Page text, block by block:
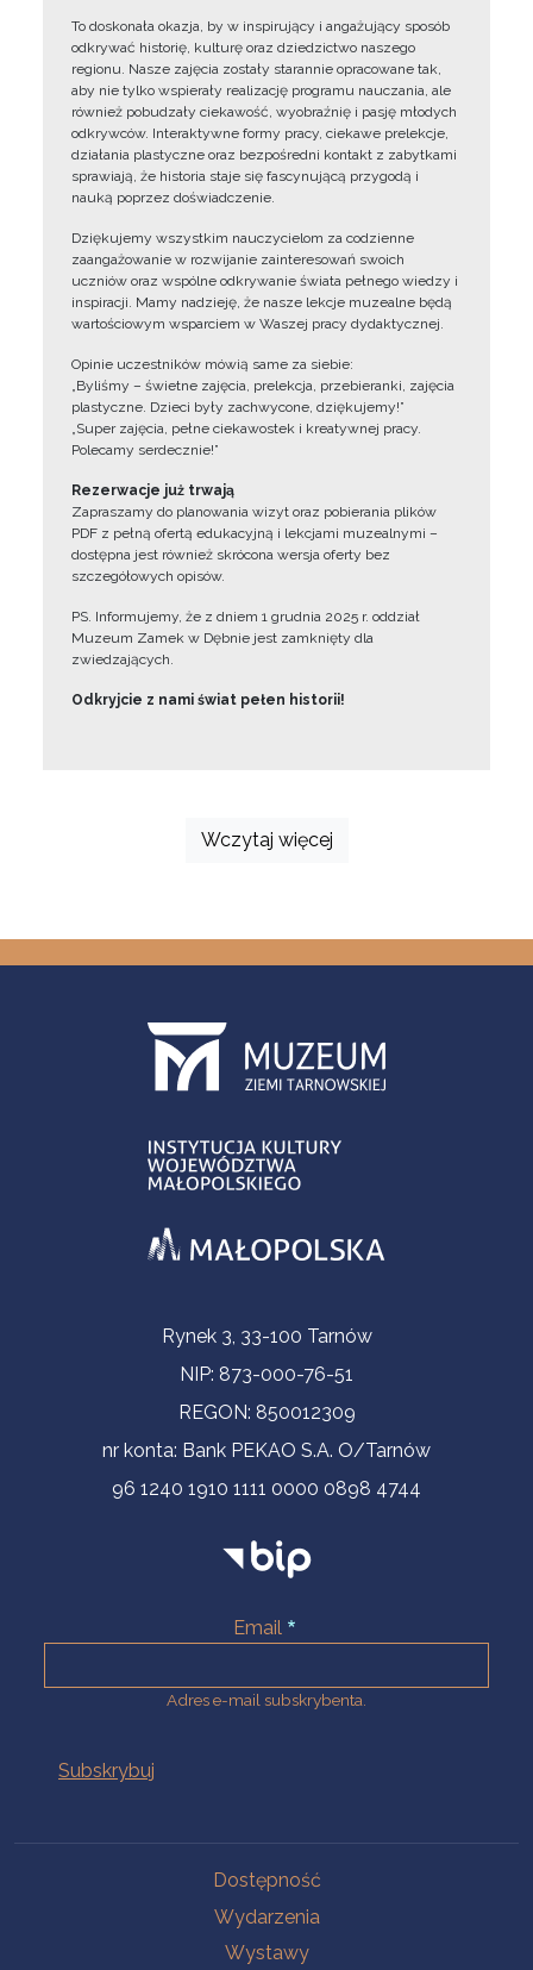
To doskonała okazja, by w inspirujący i angażujący sposób
odkrywać historię, kulturę oraz dziedzictwo naszego
regionu. Nasze zajęcia zostały starannie opracowane tak,
aby nie tylko wspierały realizację programu nauczania, ale
również pobudzały ciekawość, wyobraźnię i pasję młodych
odkrywców. Interaktywne formy pracy, ciekawe prelekcje,
działania plastyczne oraz bezpośredni kontakt z zabytkami
sprawiają, że historia staje się fascynującą przygodą i
nauką poprzez doświadczenie.
Dziękujemy wszystkim nauczycielom za codzienne
zaangażowanie w rozwijanie zainteresowań swoich
uczniów oraz wspólne odkrywanie świata pełnego wiedzy i
inspiracji. Mamy nadzieję, że nasze lekcje muzealne będą
wartościowym wsparciem w Waszej pracy dydaktycznej.
Opinie uczestników mówią same za siebie:
„Byliśmy – świetne zajęcia, prelekcja, przebieranki, zajęcia
plastyczne. Dzieci były zachwycone, dziękujemy!”
„Super zajęcia, pełne ciekawostek i kreatywnej pracy.
Polecamy serdecznie!”
Rezerwacje już trwają
Zapraszamy do planowania wizyt oraz pobierania plików
PDF z pełną ofertą edukacyjną i lekcjami muzealnymi –
dostępna jest również skrócona wersja oferty bez
szczegółowych opisów.
PS. Informujemy, że z dniem 1 grudnia 2025 r. oddział
Muzeum Zamek w Dębnie jest zamknięty dla
zwiedzających.
Odkryjcie z nami świat pełen historii!
Wczytaj więcej
Informacje kontaktoweRynek 3, 33-100 Tarnów
NIP: 873-000-76-51
REGON: 850012309
nr konta: Bank PEKAO S.A. O/Tarnów
96 1240 1910 1111 0000 0898 4744
Email
Adres e-mail subskrybenta.
Dostępność
Wydarzenia
Wystawy